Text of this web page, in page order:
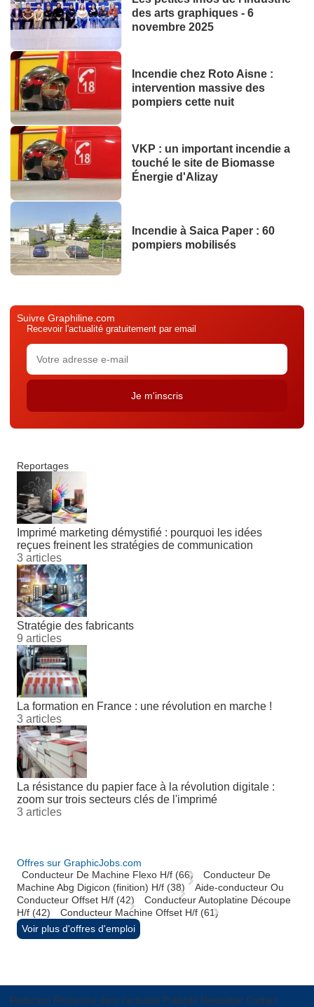
des arts graphiques - 6
novembre 2025
Incendie chez Roto Aisne :
intervention massive des
pompiers cette nuit
VKP : un important incendie a
touché le site de Biomasse
Énergie d'Alizay
Incendie à Saica Paper : 60
pompiers mobilisés
Suivre Graphiline.com
Recevoir l'actualité gratuitement par email
Reportages
Imprimé marketing démystifié : pourquoi les idées
reçues freinent les stratégies de communication
3 articles
Stratégie des fabricants
9 articles
La formation en France : une révolution en marche !
3 articles
La résistance du papier face à la révolution digitale :
zoom sur trois secteurs clés de l'imprimé
3 articles
Offres sur GraphicJobs.com
Conducteur De Machine Flexo H/f (66)
Conducteur De
Machine Abg Digicon (finition) H/f (38)
Aide-conducteur Ou
Conducteur Offset H/f (42)
Conducteur Autoplatine Découpe
H/f (42)
Conducteur Machine Offset H/f (61)
Voir plus d'offres d'emploi
Rédaction Recherche dans l'actualité Publicité Newsletter Contact